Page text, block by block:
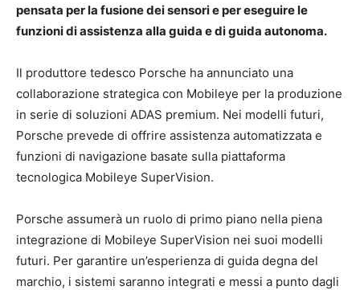
pensata per la fusione dei sensori e per eseguire le
funzioni di assistenza alla guida e di guida autonoma.
Il produttore tedesco Porsche ha annunciato una
collaborazione strategica con Mobileye per la produzione
in serie di soluzioni ADAS premium. Nei modelli futuri,
Porsche prevede di offrire assistenza automatizzata e
funzioni di navigazione basate sulla piattaforma
tecnologica Mobileye SuperVision.
Porsche assumerà un ruolo di primo piano nella piena
integrazione di Mobileye SuperVision nei suoi modelli
futuri. Per garantire un’esperienza di guida degna del
marchio, i sistemi saranno integrati e messi a punto dagli